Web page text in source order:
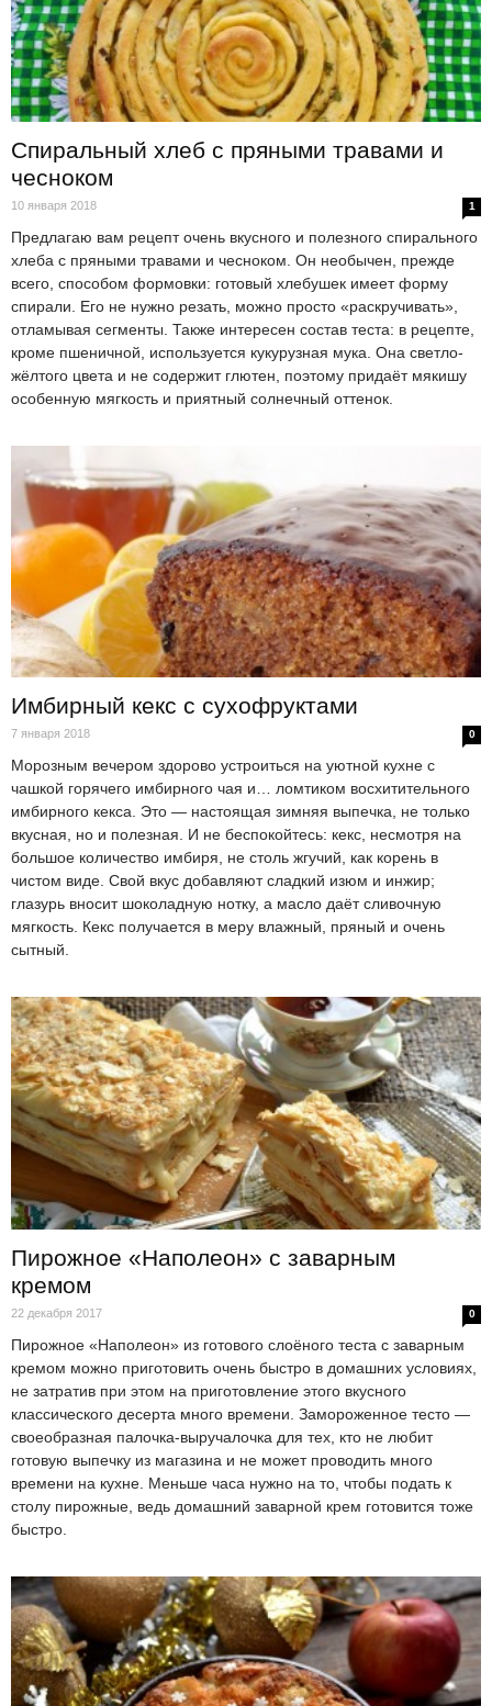
Спиральный хлеб с пряными травами и
чесноком
10 января 2018 1
Предлагаю вам рецепт очень вкусного и полезного спирального
хлеба с пряными травами и чесноком. Он необычен, прежде
всего, способом формовки: готовый хлебушек имеет форму
спирали. Его не нужно резать, можно просто «раскручивать»,
отламывая сегменты. Также интересен состав теста: в рецепте,
кроме пшеничной, используется кукурузная мука. Она светло-
жёлтого цвета и не содержит глютен, поэтому придаёт мякишу
особенную мягкость и приятный солнечный оттенок.
Имбирный кекс с сухофруктами
7 января 2018 0
Морозным вечером здорово устроиться на уютной кухне с
чашкой горячего имбирного чая и… ломтиком восхитительного
имбирного кекса. Это — настоящая зимняя выпечка, не только
вкусная, но и полезная. И не беспокойтесь: кекс, несмотря на
большое количество имбиря, не столь жгучий, как корень в
чистом виде. Свой вкус добавляют сладкий изюм и инжир;
глазурь вносит шоколадную нотку, а масло даёт сливочную
мягкость. Кекс получается в меру влажный, пряный и очень
сытный.
Пирожное «Наполеон» с заварным
кремом
22 декабря 2017 0
Пирожное «Наполеон» из готового слоёного теста с заварным
кремом можно приготовить очень быстро в домашних условиях,
не затратив при этом на приготовление этого вкусного
классического десерта много времени. Замороженное тесто —
своеобразная палочка-выручалочка для тех, кто не любит
готовую выпечку из магазина и не может проводить много
времени на кухне. Меньше часа нужно на то, чтобы подать к
столу пирожные, ведь домашний заварной крем готовится тоже
быстро.